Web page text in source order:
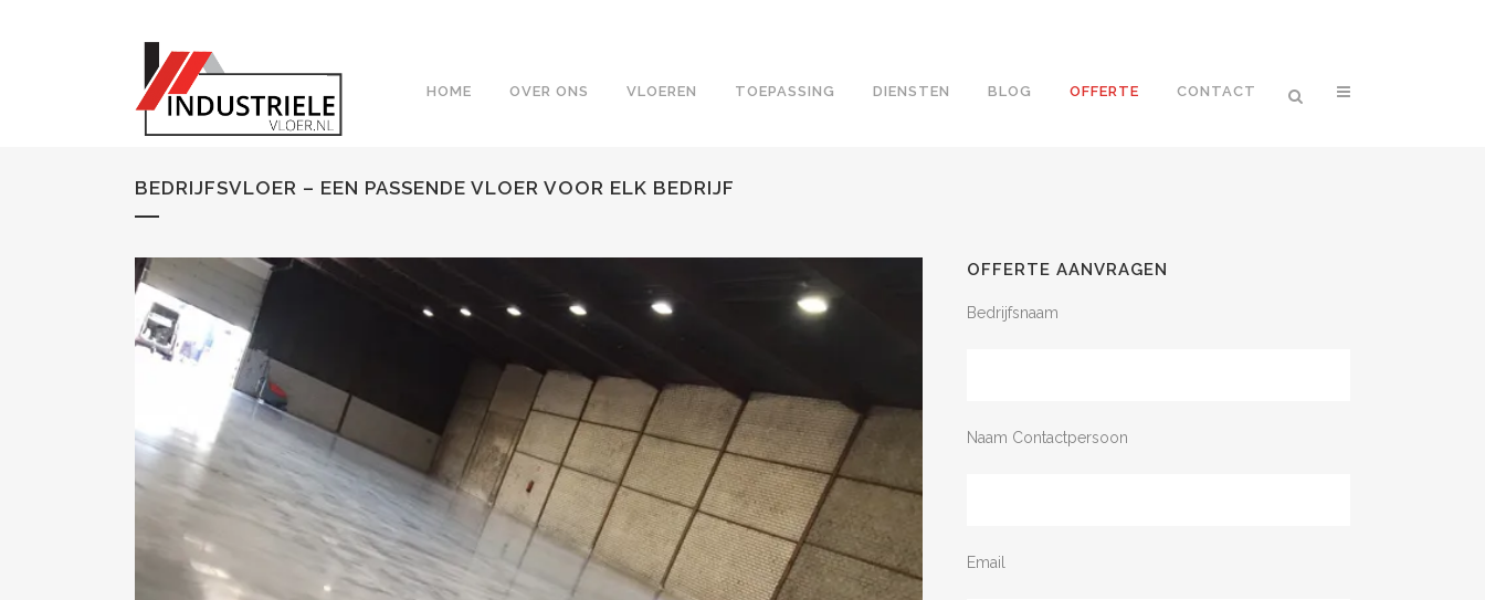
HOME OVER ONS VLOEREN TOEPASSING DIENSTEN BLOG OFFERTE CONTACT
BEDRIJFSVLOER – EEN PASSENDE VLOER VOOR ELK BEDRIJF
OFFERTE AANVRAGEN
Bedrijfsnaam
Naam Contactpersoon
Email